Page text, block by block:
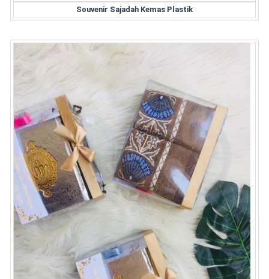
Souvenir Sajadah Kemas Plastik